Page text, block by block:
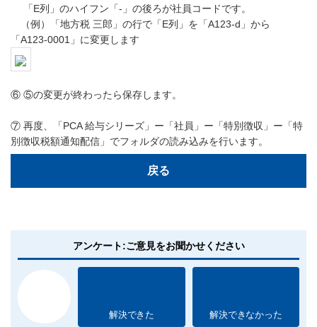
「E列」のハイフン「‐」の後ろが社員コードです。
（例）「地方税 三郎」の行で「E列」を「A123-d」から
「A123-0001」に変更します
⑥ ⑤の変更が終わったら保存します。
⑦ 再度、「PCA 給与シリーズ」ー「社員」ー「特別徴収」ー「特
別徴収税額通知配信」でフォルダの読み込みを行います。
戻る
アンケート:ご意見をお聞かせください
解決できた 解決できなかった